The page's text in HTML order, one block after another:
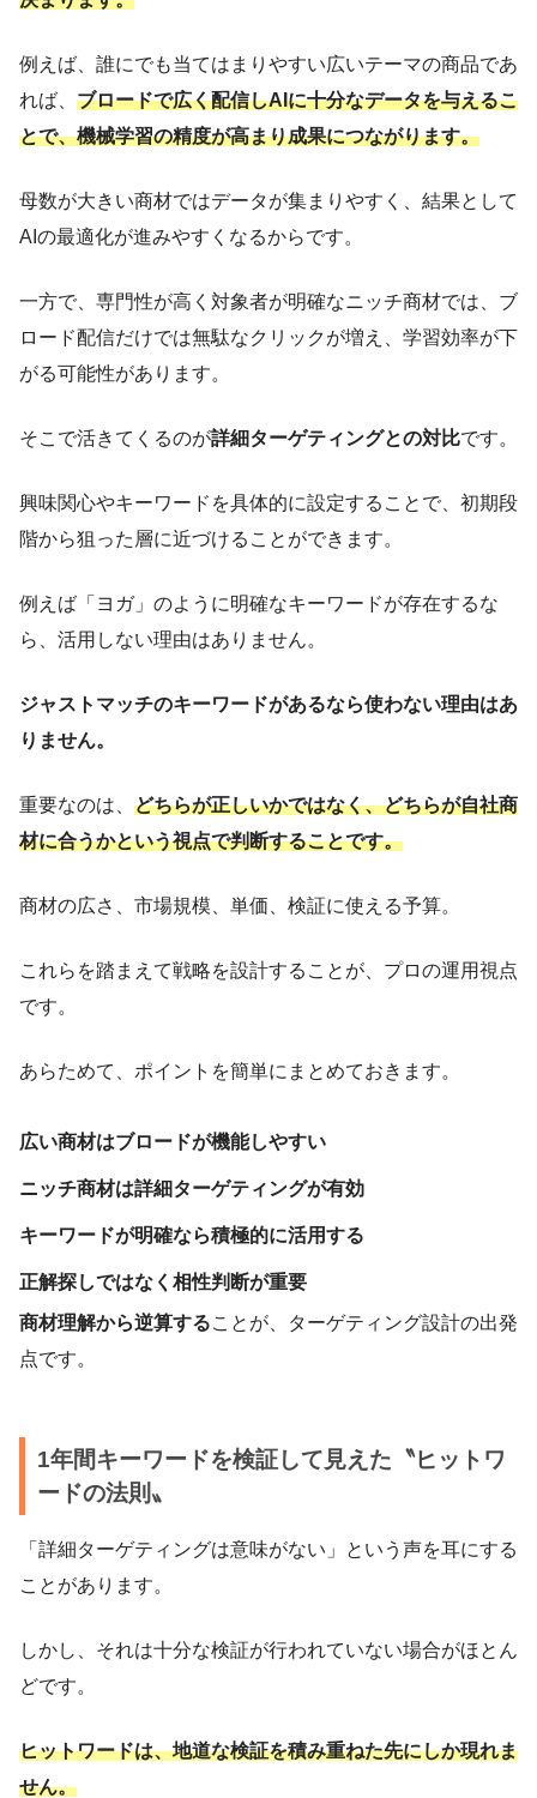
例えば、誰にでも当てはまりやすい広いテーマの商品であ
れば、 ブロードで広く配信しAIに十分なデータを与えるこ
とで、機械学習の精度が高まり成果につながります。
母数が大きい商材ではデータが集まりやすく、結果として
AIの最適化が進みやすくなるからです。
一方で、専門性が高く対象者が明確なニッチ商材では、ブ
ロード配信だけでは無駄なクリックが増え、学習効率が下
がる可能性があります。
そこで活きてくるのが詳細ターゲティングとの対比です。
興味関心やキーワードを具体的に設定することで、初期段
階から狙った層に近づけることができます。
例えば「ヨガ」のように明確なキーワードが存在するな
ら、活用しない理由はありません。
ジャストマッチのキーワードがあるなら使わない理由はあ
りません。
重要なのは、 どちらが正しいかではなく、どちらが自社商
材に合うかという視点で判断することです。
商材の広さ、市場規模、単価、検証に使える予算。
これらを踏まえて戦略を設計することが、プロの運用視点
です。
あらためて、ポイントを簡単にまとめておきます。
広い商材はブロードが機能しやすい
ニッチ商材は詳細ターゲティングが有効
キーワードが明確なら積極的に活用する
正解探しではなく相性判断が重要
商材理解から逆算することが、ターゲティング設計の出発
点です。
1年間キーワードを検証して見えた〝ヒットワ
ードの法則〟
「詳細ターゲティングは意味がない」という声を耳にする
ことがあります。
しかし、それは十分な検証が行われていない場合がほとん
どです。
ヒットワードは、地道な検証を積み重ねた先にしか現れま
せん。